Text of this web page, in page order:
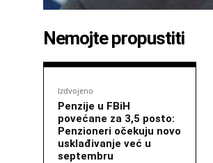
Nemojte propustiti
Izdvojeno
Penzije u FBiH
povećane za 3,5 posto:
Penzioneri očekuju novo
usklađivanje već u
septembru